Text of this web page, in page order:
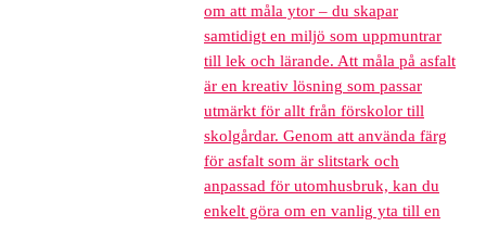
om att måla ytor – du skapar
samtidigt en miljö som uppmuntrar
till lek och lärande. Att måla på asfalt
är en kreativ lösning som passar
utmärkt för allt från förskolor till
skolgårdar. Genom att använda färg
för asfalt som är slitstark och
anpassad för utomhusbruk, kan du
enkelt göra om en vanlig yta till en